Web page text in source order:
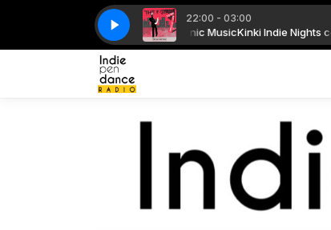
22:00 - 03:00
Indie Nights con Electro - Indietronic MusicKinki Indie Nights con
The Faint - Like A Pen The Faint - Like A Pen